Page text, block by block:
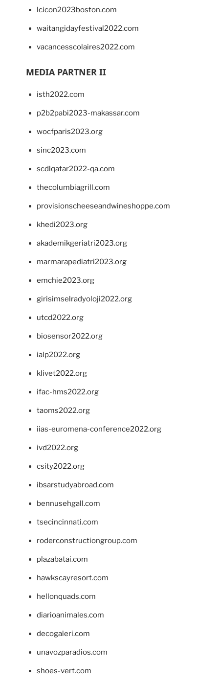
lcicon2023boston.com
waitangidayfestival2022.com
vacancesscolaires2022.com
MEDIA PARTNER II
isth2022.com
p2b2pabi2023-makassar.com
wocfparis2023.org
sinc2023.com
scdlqatar2022-qa.com
thecolumbiagrill.com
provisionscheeseandwineshoppe.com
khedi2023.org
akademikgeriatri2023.org
marmarapediatri2023.org
emchie2023.org
girisimselradyoloji2022.org
utcd2022.org
biosensor2022.org
ialp2022.org
klivet2022.org
ifac-hms2022.org
taoms2022.org
iias-euromena-conference2022.org
ivd2022.org
csity2022.org
ibsarstudyabroad.com
bennusehgall.com
tsecincinnati.com
roderconstructiongroup.com
plazabatai.com
hawkscayresort.com
hellonquads.com
diarioanimales.com
decogaleri.com
unavozparadios.com
shoes-vert.com